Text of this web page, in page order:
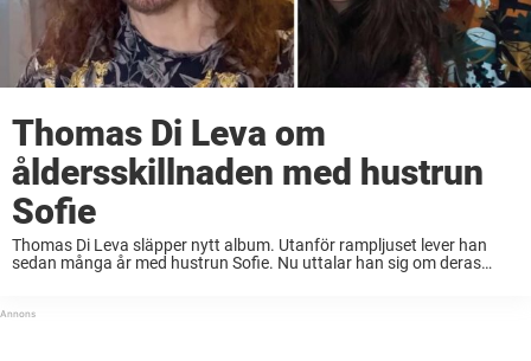
Thomas Di Leva om
åldersskillnaden med hustrun
Sofie
Thomas Di Leva släpper nytt album. Utanför rampljuset lever han
sedan många år med hustrun Sofie. Nu uttalar han sig om deras